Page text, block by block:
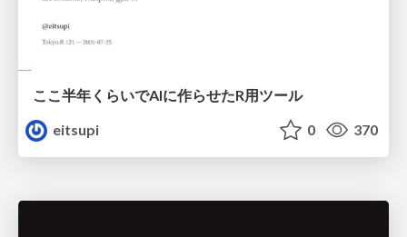
ここ半年くらいでAIに作らせたR用ツール
eitsupi
0 370